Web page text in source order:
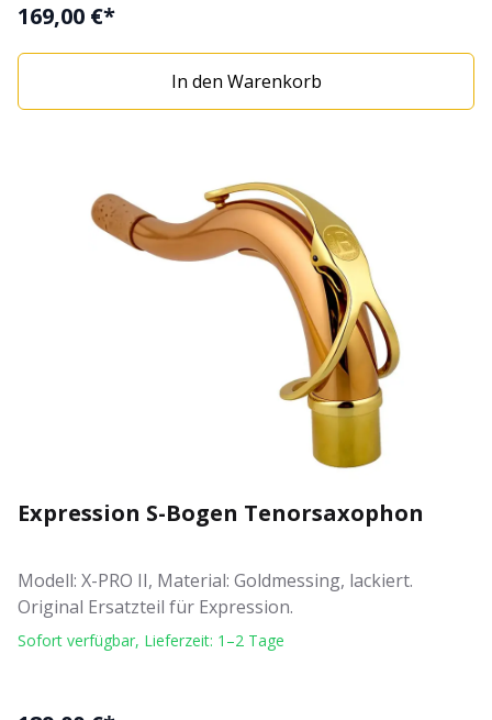
169,00 €*
In den Warenkorb
Expression S-Bogen Tenorsaxophon
Modell: X-PRO II, Material: Goldmessing, lackiert.
Original Ersatzteil für Expression.
Sofort verfügbar, Lieferzeit: 1–2 Tage